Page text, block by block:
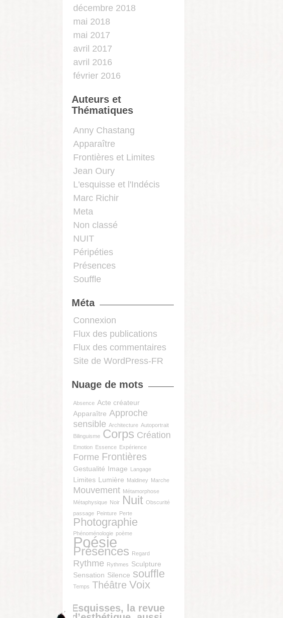
décembre 2018
mai 2018
mai 2017
avril 2017
avril 2016
février 2016
Auteurs et
Thématiques
…
Anny Chastang
Apparaître
Frontières et Limites
Jean Oury
L'esquisse et l'Indécis
Marc Richir
Meta
Non classé
NUIT
Péripéties
Présences
Souffle
Méta
Connexion
Flux des publications
Flux des commentaires
Site de WordPress-FR
Nuage de mots
Absence Acte créateur
Apparaître Approche
sensible Architecture Autoportrait
Bilinguisme Corps Création
Emotion Essence Expérience
Forme Frontières
Gestualité Image Langage
Limites Lumière Maldiney Marche
Mouvement Métamorphose
Métaphysique Noir Nuit Obscurité
passage Peinture Perte
Photographie
Phénoménologie poème
Poésie
Présences Regard
Rythme Rythmes Sculpture
Sensation Silence souffle
Temps Théâtre Voix
Esquisses, la revue